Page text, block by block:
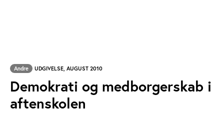
Andre UDGIVELSE, AUGUST 2010
Demokrati og medborgerskab i
aftenskolen